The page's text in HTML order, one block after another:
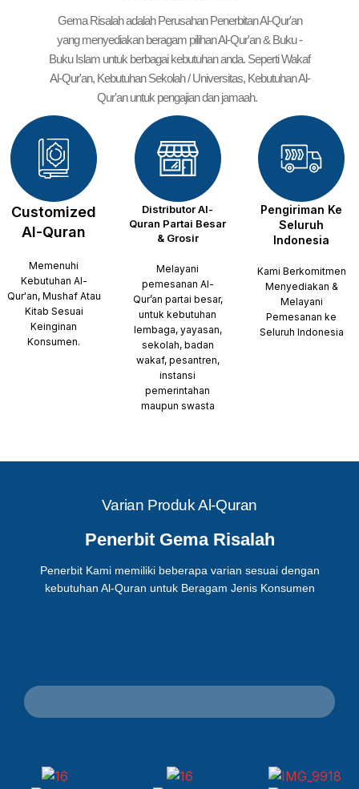
Gema Risalah adalah Perusahan Penerbitan Al-Qur'an
yang menyediakan beragam pilihan Al-Qur'an & Buku -
Buku Islam untuk berbagai kebutuhan anda. Seperti Wakaf
Al-Qur'an, Kebutuhan Sekolah / Universitas, Kebutuhan Al-
Qur'an untuk pengajian dan jamaah.
Customized
Al-Quran
Memenuhi
Kebutuhan Al-
Qur'an, Mushaf Atau
Kitab Sesuai
Keinginan
Konsumen.
Distributor Al-
Quran Partai Besar
& Grosir
Melayani
pemesanan Al-
Qur’an partai besar,
untuk kebutuhan
lembaga, yayasan,
sekolah, badan
wakaf, pesantren,
instansi
pemerintahan
maupun swasta
Pengiriman Ke
Seluruh
Indonesia
Kami Berkomitmen
Menyediakan &
Melayani
Pemesanan ke
Seluruh Indonesia
Varian Produk Al-Quran
Penerbit Gema Risalah
Penerbit Kami memiliki beberapa varian sesuai dengan
kebutuhan Al-Quran untuk Beragam Jenis Konsumen